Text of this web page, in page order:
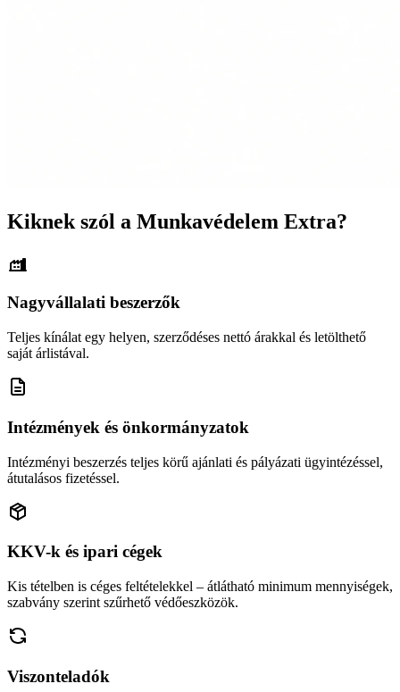
Kiknek szól a Munkavédelem Extra?
Nagyvállalati beszerzők
Teljes kínálat egy helyen, szerződéses nettó árakkal és letölthető
saját árlistával.
Intézmények és önkormányzatok
Intézményi beszerzés teljes körű ajánlati és pályázati ügyintézéssel,
átutalásos fizetéssel.
KKV-k és ipari cégek
Kis tételben is céges feltételekkel – átlátható minimum mennyiségek,
szabvány szerint szűrhető védőeszközök.
Viszonteladók